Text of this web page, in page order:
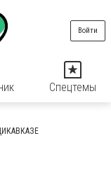
Спецтемы
Войти